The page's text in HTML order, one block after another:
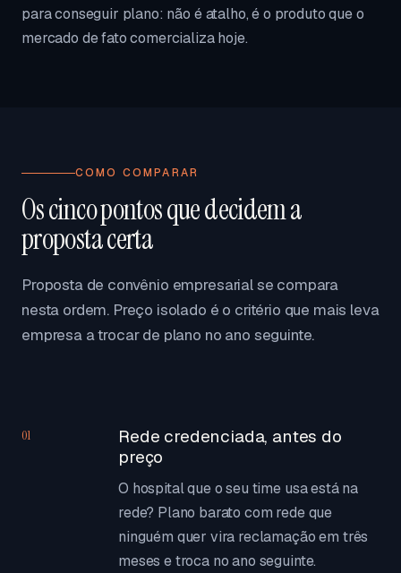
para conseguir plano: não é atalho, é o produto que o
mercado de fato comercializa hoje.
COMO COMPARAR
Os cinco pontos que decidem a
proposta certa
Proposta de convênio empresarial se compara
nesta ordem. Preço isolado é o critério que mais leva
empresa a trocar de plano no ano seguinte.
01
Rede credenciada, antes do
preço
O hospital que o seu time usa está na
rede? Plano barato com rede que
ninguém quer vira reclamação em três
meses e troca no ano seguinte.